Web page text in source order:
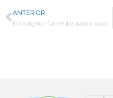
ANTERIOR